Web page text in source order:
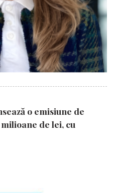
o emisiune de
de lei, cu